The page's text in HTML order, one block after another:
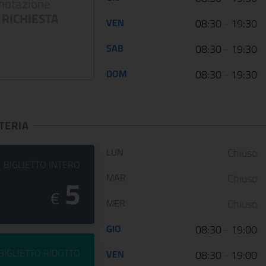
VEN 08:30 19:30
SAB 08:30 19:30
DOM 08:30 19:30
PREZZO DEL
BIGLIETTO INTERO
€ 5
PREZZO DEL
BIGLIETTO RIDOTTO
Orario di apertura:
LUN
MAR
MER
GIO 08:30 19:00
VEN 08:30 19:00
Le Scuderie del Quirinale
1937-1947. Capolavori salvati dalla
05 May 2022
Da venerdì 29 aprile
riaprono le porte delle